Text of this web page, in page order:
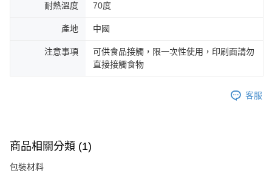
耐熱溫度 70度
產地 中國
注意事項
可供食品接觸，限一次性使用，印刷面請勿
直接接觸食物
客服
商品相關分類 (1)
包裝材料